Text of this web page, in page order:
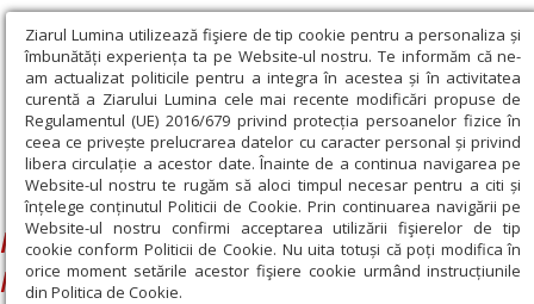
Ziarul Lumina utilizează fişiere de tip cookie pentru a personaliza și
îmbunătăți experiența ta pe Website-ul nostru. Te informăm că ne-
am actualizat politicile pentru a integra în acestea și în activitatea
curentă a Ziarului Lumina cele mai recente modificări propuse de
Regulamentul (UE) 2016/679 privind protecția persoanelor fizice în
ceea ce privește prelucrarea datelor cu caracter personal și privind
libera circulație a acestor date. Înainte de a continua navigarea pe
Website-ul nostru te rugăm să aloci timpul necesar pentru a citi și
înțelege conținutul Politicii de Cookie. Prin continuarea navigării pe
Website-ul nostru confirmi acceptarea utilizării fişierelor de tip
cookie conform Politicii de Cookie. Nu uita totuși că poți modifica în
orice moment setările acestor fişiere cookie urmând instrucțiunile
din Politica de Cookie.
Ziarul Lumina › Facultatea de Teologie Ortodoxa Cluj-Napoca
Facultatea de Teologie Ortodoxa Cluj-
Napoca